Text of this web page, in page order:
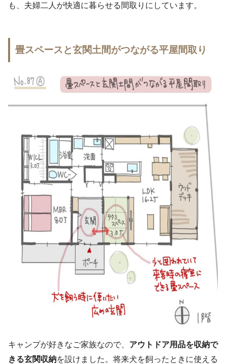
も、夫婦二人が快適に暮らせる間取りにしています。
畳スペースと玄関土間がつながる平屋間取り
キャンプが好きなご家族なので、 アウトドア用品を収納で
きる玄関収納を設けました。将来犬を飼ったときに使える